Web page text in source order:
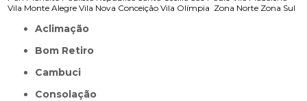
Vila Monte Alegre Vila Nova Conceição Vila Olímpia Zona Norte Zona Sul
Aclimação
Bom Retiro
Cambuci
Consolação